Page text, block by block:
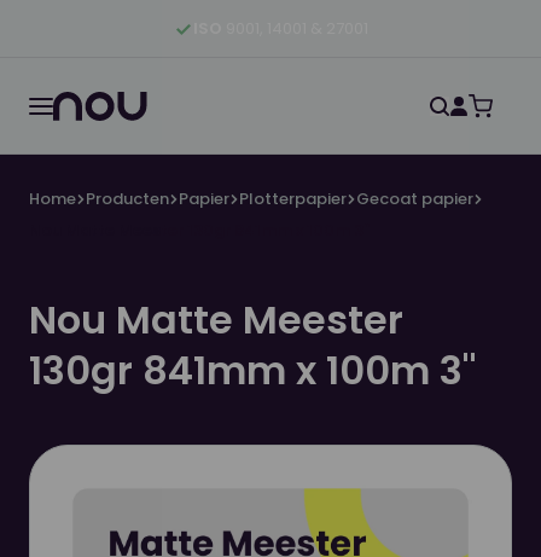
Ga naar hoofdinhoud
Ga naar hoofdnavigatie
Home Producten Papier Plotterpapier Gecoat papier
Nou Matte Meester
130gr 841mm x 100m 3"